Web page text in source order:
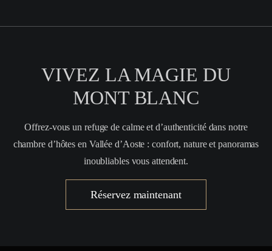
VIVEZ LA MAGIE DU
MONT BLANC
Offrez-vous un refuge de calme et d’authenticité dans notre
chambre d’hôtes en Vallée d’Aoste : confort, nature et panoramas
inoubliables vous attendent.
Réservez maintenant